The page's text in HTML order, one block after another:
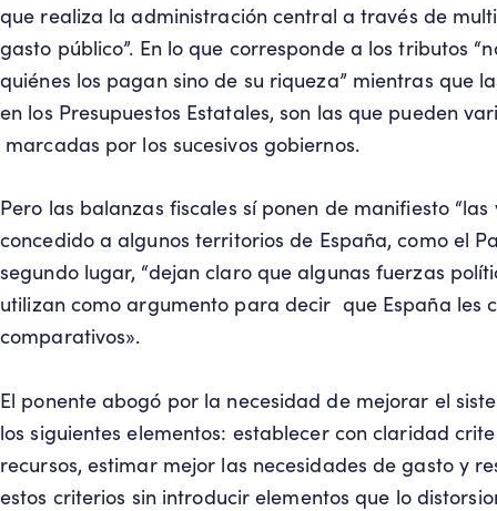
que realiza la administración central a través de
gasto público”. En lo que corresponde a los tributos
quiénes los pagan sino de su riqueza” mientras que
en los Presupuestos Estatales, son las que pueden
marcadas por los sucesivos gobiernos.
Pero las balanzas fiscales sí ponen de manifiesto
concedido a algunos territorios de España, como el
segundo lugar, “dejan claro que algunas fuerzas
utilizan como argumento para decir que España les
comparativos».
El ponente abogó por la necesidad de mejorar el
los siguientes elementos: establecer con claridad
recursos, estimar mejor las necesidades de gasto y
estos criterios sin introducir elementos que lo